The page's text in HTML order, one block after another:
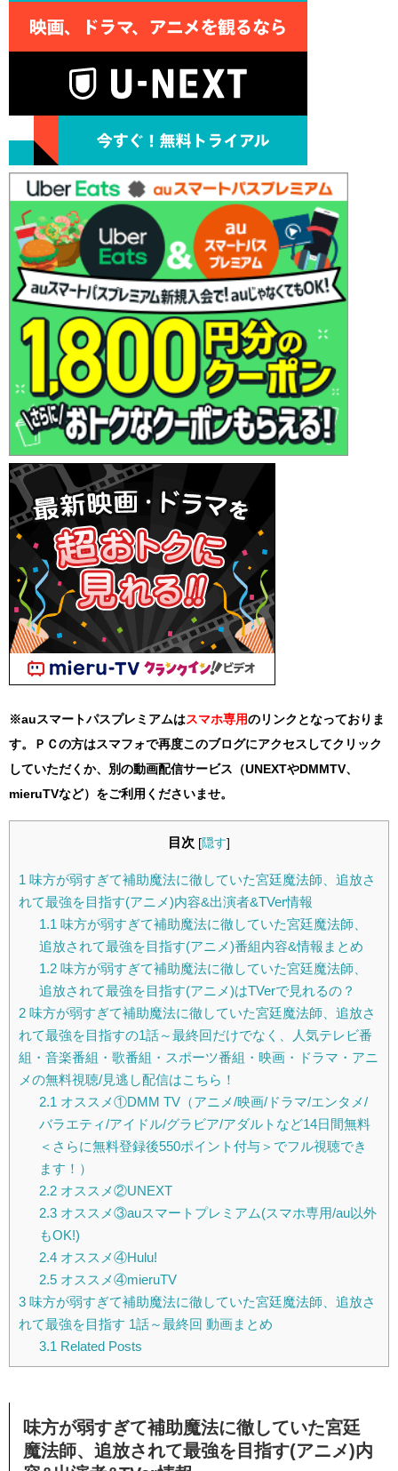
※auスマートパスプレミアムはスマホ専用のリンクとなっておりま
す。ＰＣの方はスマフォで再度このブログにアクセスしてクリック
していただくか、別の動画配信サービス（UNEXTやDMMTV、
mieruTVなど）をご利用くださいませ。
目次 [隠す]
1 味方が弱すぎて補助魔法に徹していた宮廷魔法師、追放さ
れて最強を目指す(アニメ)内容&出演者&TVer情報
1.1 味方が弱すぎて補助魔法に徹していた宮廷魔法師、
追放されて最強を目指す(アニメ)番組内容&情報まとめ
1.2味方が弱すぎて補助魔法に徹していた宮廷魔法師、
追放されて最強を目指す(アニメ)はTVerで見れるの？
2 味方が弱すぎて補助魔法に徹していた宮廷魔法師、追放さ
れて最強を目指すの1話～最終回だけでなく、人気テレビ番
組・音楽番組・歌番組・スポーツ番組・映画・ドラマ・アニ
メの無料視聴/見逃し配信はこちら！
2.1 オススメ①DMM TV（アニメ/映画/ドラマ/エンタメ/
バラエティ/アイドル/グラビア/アダルトなど14日間無料
＜さらに無料登録後550ポイント付与＞でフル視聴でき
ます！）
2.2オススメ②UNEXT
2.3オススメ③auスマートプレミアム(スマホ専用/au以外
もOK!)
2.4オススメ④Hulu!
2.5オススメ④mieruTV
3 味方が弱すぎて補助魔法に徹していた宮廷魔法師、追放さ
れて最強を目指す 1話～最終回 動画まとめ
3.1 Related Posts
味方が弱すぎて補助魔法に徹していた宮廷
魔法師、追放されて最強を目指す(アニメ)内